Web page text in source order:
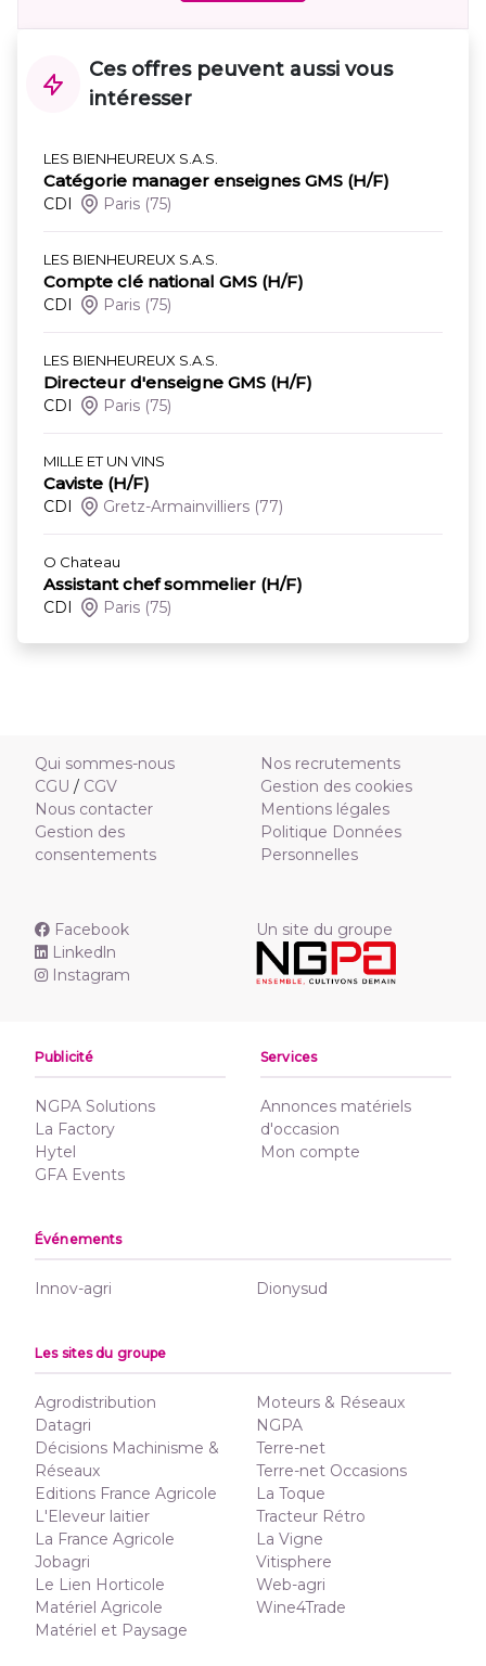
Ces offres peuvent aussi vous
intéresser
LES BIENHEUREUX S.A.S.
Catégorie manager enseignes GMS (H/F)
CDI Paris (75)
LES BIENHEUREUX S.A.S.
Compte clé national GMS (H/F)
CDI Paris (75)
LES BIENHEUREUX S.A.S.
Directeur d'enseigne GMS (H/F)
CDI Paris (75)
MILLE ET UN VINS
Caviste (H/F)
CDI Gretz-Armainvilliers (77)
O Chateau
Assistant chef sommelier (H/F)
CDI Paris (75)
Qui sommes-nous
CGU / CGV
Nous contacter
Gestion des
consentements
Nos recrutements
Gestion des cookies
Mentions légales
Politique Données
Personnelles
Facebook
Linkedln
Instagram
Un site du groupe
Publicité
NGPA Solutions
La Factory
Hytel
GFA Events
Services
Annonces matériels
d'occasion
Mon compte
Événements
Innov-agri Dionysud
Les sites du groupe
Agrodistribution
Datagri
Décisions Machinisme &
Réseaux
Editions France Agricole
L'Eleveur laitier
La France Agricole
Jobagri
Le Lien Horticole
Matériel Agricole
Matériel et Paysage
Moteurs & Réseaux
NGPA
Terre-net
Terre-net Occasions
La Toque
Tracteur Rétro
La Vigne
Vitisphere
Web-agri
Wine4Trade